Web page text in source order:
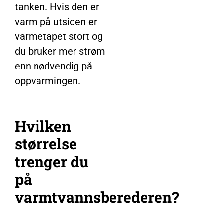
tanken. Hvis den er
varm på utsiden er
varmetapet stort og
du bruker mer strøm
enn nødvendig på
oppvarmingen.
Hvilken
størrelse
trenger du
på
varmtvannsberederen?